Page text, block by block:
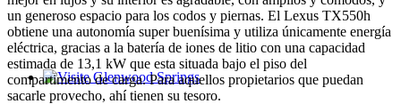
Glenwood Springs - Bello y Encantador
un generoso espacio para los codos y piernas. El Lexus TX550h
obtiene una autonomía super buenísima y utiliza únicamente energía
eléctrica, gracias a la batería de iones de litio con una capacidad
estimada de 13,1 kW que esta situada bajo el piso del
compartimento de carga. Para aquellos propietarios que puedan
sacarle provecho, ahí tienen su tesoro.